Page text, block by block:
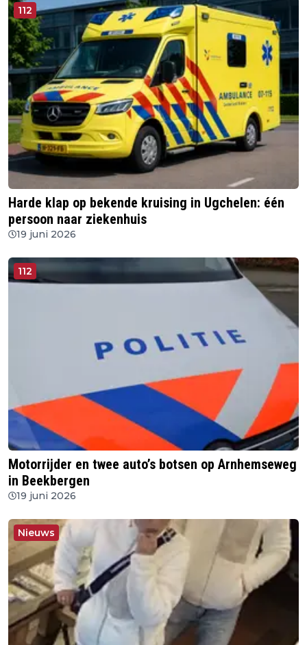
112
Harde klap op bekende kruising in Ugchelen: één
persoon naar ziekenhuis
19 juni 2026
112
Motorrijder en twee auto’s botsen op Arnhemseweg
in Beekbergen
19 juni 2026
Nieuws